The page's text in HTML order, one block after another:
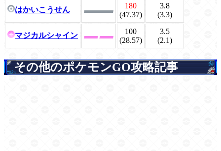
はかいこうせん
180
(47.37)
3.8
(3.3)
マジカルシャイン
100
(28.57)
3.5
(2.1)
その他のポケモンGO攻略記事